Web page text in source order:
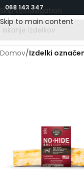
Skip to navigation
Skip to main content
068 143 347
Domov/Izdelki